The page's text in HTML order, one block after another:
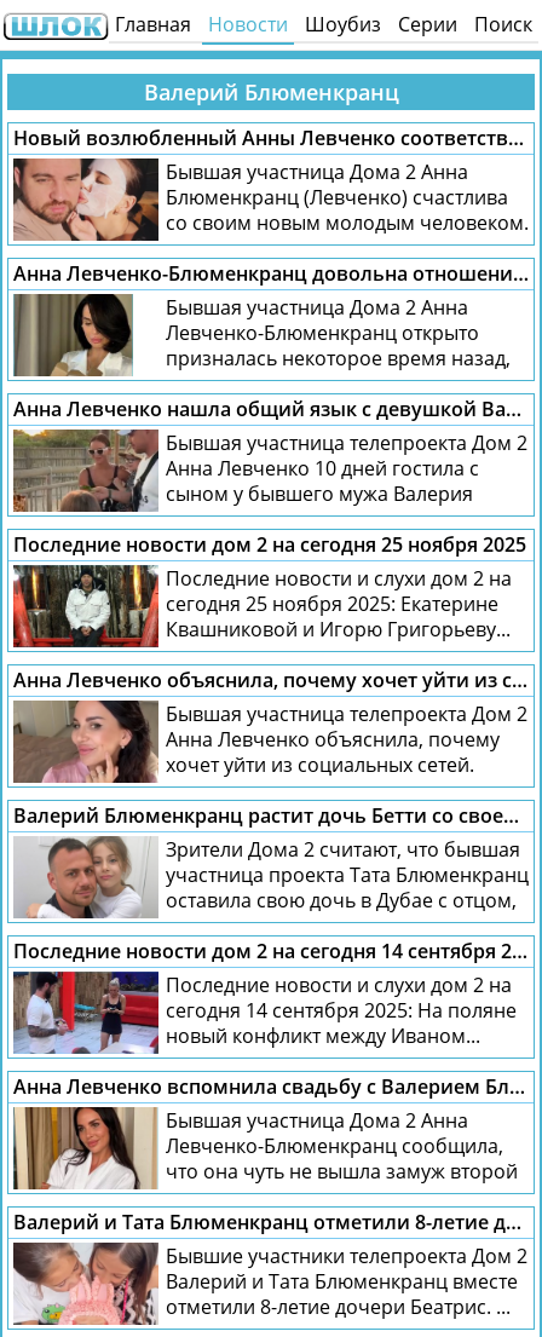
Главная Новости Шоубиз Серии Поиск
Валерий Блюменкранц
Новый возлюбленный Анны Левченко соответствует её финансовым запросам
Бывшая участница Дома 2 Анна
Блюменкранц (Левченко) счастлива
со своим новым молодым человеком.
На днях...
Анна Левченко-Блюменкранц довольна отношениями с новым бойфрендом
Бывшая участница Дома 2 Анна
Левченко-Блюменкранц открыто
призналась некоторое время назад,
что встретила...
Анна Левченко нашла общий язык с девушкой Валерия Блюменкранца
Бывшая участница телепроекта Дом 2
Анна Левченко 10 дней гостила с
сыном у бывшего мужа Валерия
Блюменкранца...
Последние новости дом 2 на сегодня 25 ноября 2025
Последние новости и слухи дом 2 на
сегодня 25 ноября 2025: Екатерине
Квашниковой и Игорю Григорьеву...
Анна Левченко объяснила, почему хочет уйти из социальных сетей
Бывшая участница телепроекта Дом 2
Анна Левченко объяснила, почему
хочет уйти из социальных сетей.
Блогерша...
Валерий Блюменкранц растит дочь Бетти со своей девушкой Дарьей Макаренко
Зрители Дома 2 считают, что бывшая
участница проекта Тата Блюменкранц
оставила свою дочь в Дубае с отцом,
а...
Последние новости дом 2 на сегодня 14 сентября 2025
Последние новости и слухи дом 2 на
сегодня 14 сентября 2025: На поляне
новый конфликт между Иваном...
Анна Левченко вспомнила свадьбу с Валерием Блюменкранцем и прислушалась к своей интуиции
Бывшая участница Дома 2 Анна
Левченко-Блюменкранц сообщила,
что она чуть не вышла замуж второй
раз. Но,...
Валерий и Тата Блюменкранц отметили 8-летие дочери Беатрис
Бывшие участники телепроекта Дом 2
Валерий и Тата Блюменкранц вместе
отметили 8-летие дочери Беатрис. ...